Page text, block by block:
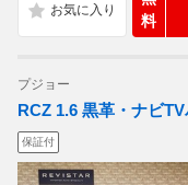
料
プジョー
RCZ 1.6 黒革・ナビ
保証付